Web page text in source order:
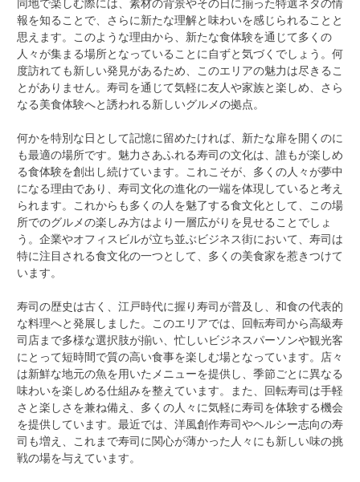
報を知ることで、さらに新たな理解と味わいを感じられることと
思えます。このような理由から、新たな食体験を通じて多くの
人々が集まる場所となっていることに自ずと気づくでしょう。何
度訪れても新しい発見があるため、このエリアの魅力は尽きるこ
とがありません。寿司を通じて気軽に友人や家族と楽しめ、さら
なる美食体験へと誘われる新しいグルメの拠点。
何かを特別な日として記憶に留めたければ、新たな扉を開くのに
も最適の場所です。魅力さあふれる寿司の文化は、誰もが楽しめ
る食体験を創出し続けています。これこそが、多くの人々が夢中
になる理由であり、寿司文化の進化の一端を体現していると考え
られます。これからも多くの人を魅了する食文化として、この場
所でのグルメの楽しみ方はより一層広がりを見せることでしょ
う。企業やオフィスビルが立ち並ぶビジネス街において、寿司は
特に注目される食文化の一つとして、多くの美食家を惹きつけて
います。
寿司の歴史は古く、江戸時代に握り寿司が普及し、和食の代表的
な料理へと発展しました。このエリアでは、回転寿司から高級寿
司店まで多様な選択肢が揃い、忙しいビジネスパーソンや観光客
にとって短時間で質の高い食事を楽しむ場となっています。店々
は新鮮な地元の魚を用いたメニューを提供し、季節ごとに異なる
味わいを楽しめる仕組みを整えています。また、回転寿司は手軽
さと楽しさを兼ね備え、多くの人々に気軽に寿司を体験する機会
を提供しています。最近では、洋風創作寿司やヘルシー志向の寿
司も増え、これまで寿司に関心が薄かった人々にも新しい味の挑
戦の場を与えています。